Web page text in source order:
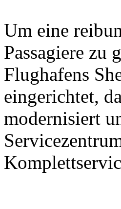
Um eine
Passagiere zu
Flughafens
eingerichtet,
modernisiert